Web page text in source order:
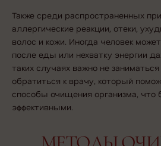
Также среди распространенных
аллергические реакции, отеки,
волос и кожи. Иногда человек
после еды или нехватку энергии
таких случаях важно не
обратиться к врачу, который
способы очищения организма, что
эффективными.